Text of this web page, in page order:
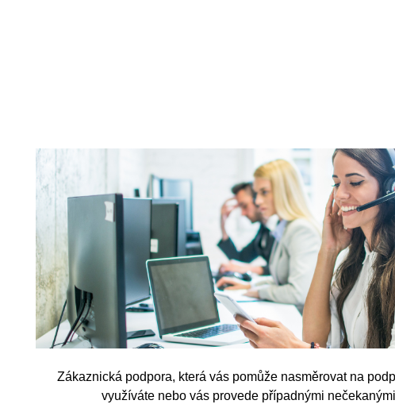
Zákaznická podpora, která vás pomůže nasměrovat na
využíváte nebo vás provede případnými